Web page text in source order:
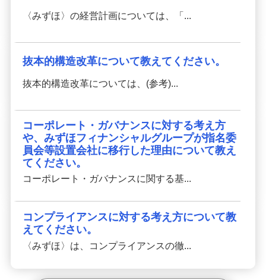
〈みずほ〉の経営計画については、「...
抜本的構造改革について教えてください。
抜本的構造改革については、(参考)...
コーポレート・ガバナンスに対する考え方
や、みずほフィナンシャルグループが指名委
員会等設置会社に移行した理由について教え
てください。
コーポレート・ガバナンスに関する基...
コンプライアンスに対する考え方について教
えてください。
〈みずほ〉は、コンプライアンスの徹...